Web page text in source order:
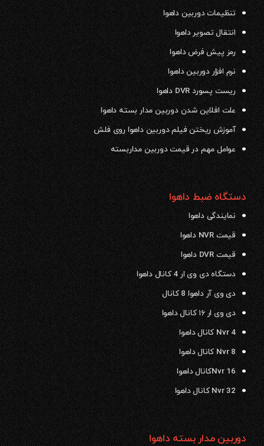
تنظیمات دوربین داهوا
انتقال تصویر داهوا
رمز پیش فرض داهوا
نرم افزار دوربین داهوا
ریست پسورد DVR داهوا
علت افلاین شدن دوربین مدار بسته داهوا
آموزش ریختن فیلم دوربین داهوا روی فلش
عوامل مهم در قیمت دوربین مداربسته
دستگاه ضبط داهوا
نمایندگی داهوا
قیمت NVR داهوا
قیمت DVR داهوا
دستگاه دی وی ار 4 کانال داهوا
دی وی آر داهوا 8 کانال
دی وی ار ۱۶ کانال داهوا
Nvr 4 کانال داهوا
Nvr 8 کانال داهوا
Nvr 16کانال داهوا
Nvr 32 کانال داهوا
دوربین مدار بسته داهوا